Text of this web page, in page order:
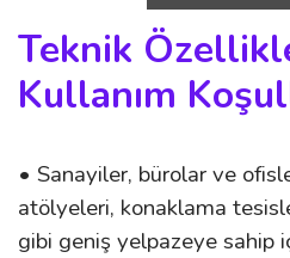
Teknik
Kullanım
• Sanayiler, bürolar ve
atölyeleri, konaklama
gibi geniş yelpazeye sahip